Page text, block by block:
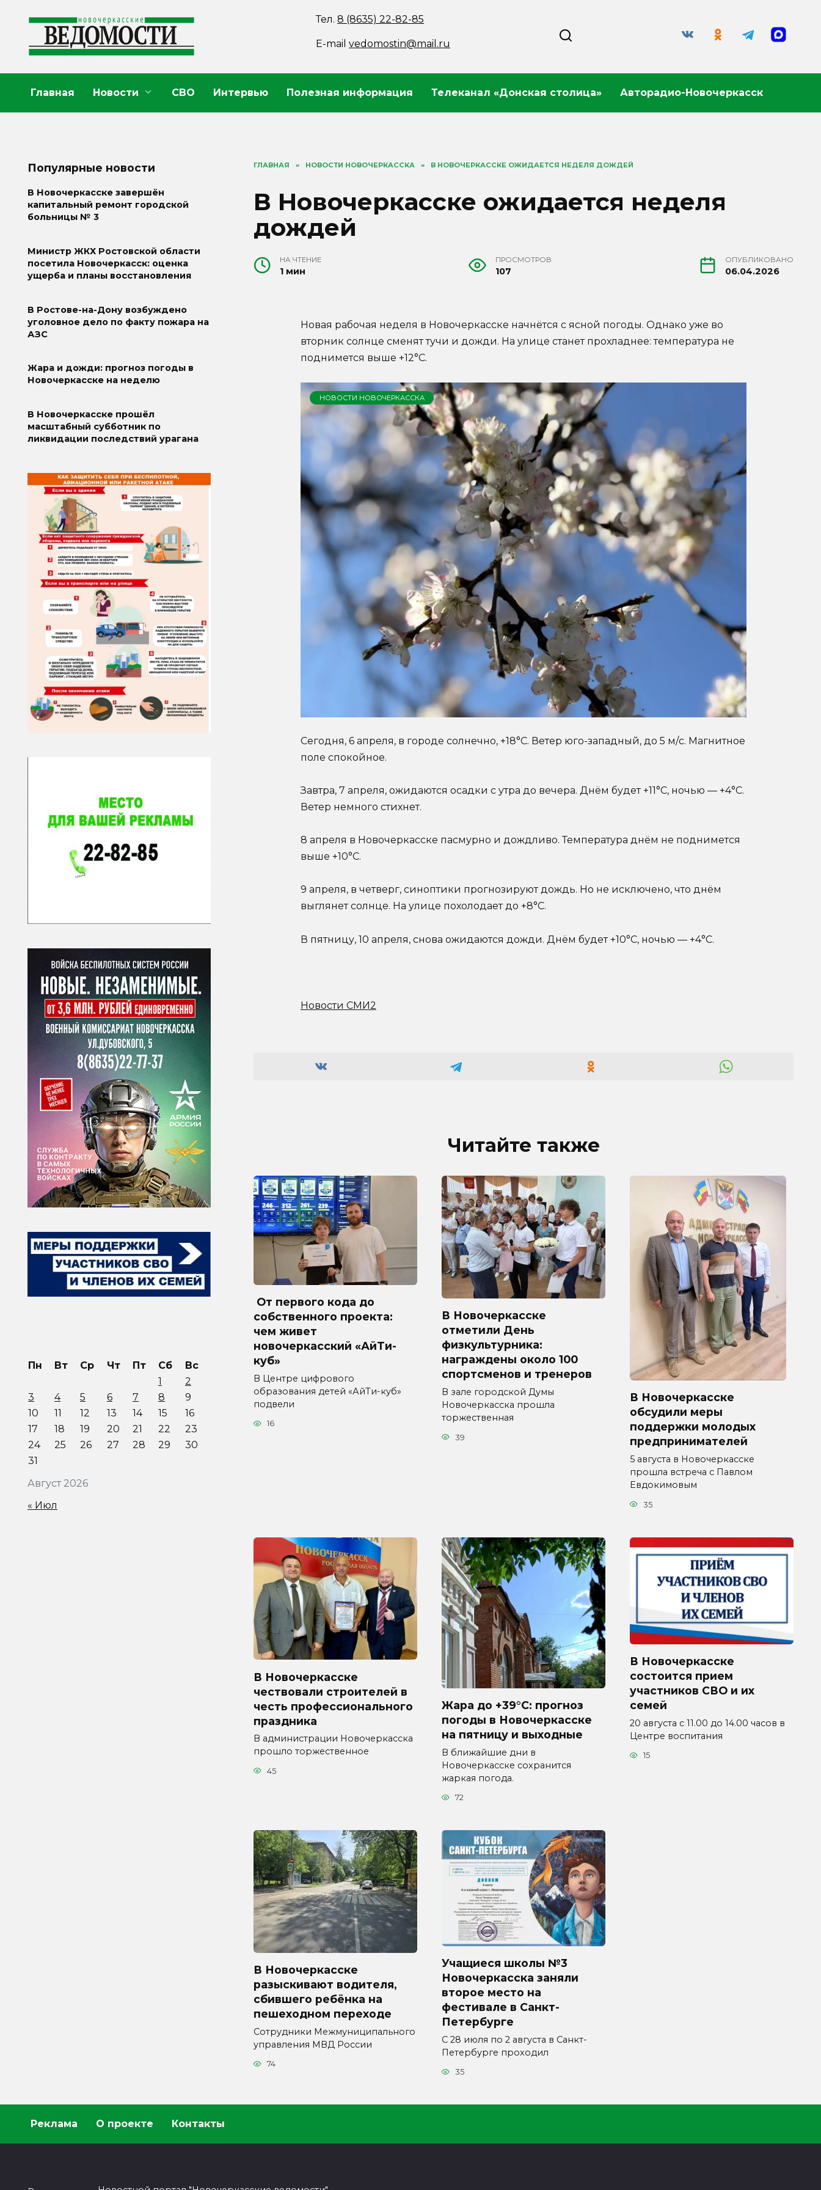
содержанию
Тел.8 (8635) 22-82-85
E-mailvedomostin@mail.ru
Главная Новости СВО Интервью Полезная информация Телеканал «Донская столица» Авторадио-Новочеркасск
ГЛАВНАЯ » НОВОСТИ НОВОЧЕРКАССКА » В НОВОЧЕРКАССКЕ ОЖИДАЕТСЯ НЕДЕЛЯ ДОЖДЕЙ
В Новочеркасске ожидается неделя
дождей
НА ЧТЕНИЕ
1 мин
ПРОСМОТРОВ
107
ОПУБЛИКОВАНО
06.04.2026
Новая рабочая неделя в Новочеркасске начнётся с ясной погоды. Однако уже во
вторник солнце сменят тучи и дожди. На улице станет прохладнее: температура не
поднимется выше +12°C.
НОВОСТИ НОВОЧЕРКАССКА
Сегодня, 6 апреля, в городе солнечно, +18°C. Ветер юго-западный, до 5 м/с. Магнитное
поле спокойное.
Завтра, 7 апреля, ожидаются осадки с утра до вечера. Днём будет +11°C, ночью — +4°C.
Ветер немного стихнет.
8 апреля в Новочеркасске пасмурно и дождливо. Температура днём не поднимется
выше +10°C.
9 апреля, в четверг, синоптики прогнозируют дождь. Но не исключено, что днём
выглянет солнце. На улице похолодает до +8°C.
В пятницу, 10 апреля, снова ожидаются дожди. Днём будет +10°C, ночью — +4°C.
Новости СМИ2
Читайте также
От первого кода до
собственного проекта:
чем живет
новочеркасский «АйТи-
куб»
В Центре цифрового
образования детей «АйТи-куб»
подвели
16
В Новочеркасске
отметили День
физкультурника:
награждены около 100
спортсменов и тренеров
В зале городской Думы
Новочеркасска прошла
торжественная
39
В Новочеркасске
обсудили меры
поддержки молодых
предпринимателей
5 августа в Новочеркасске
прошла встреча с Павлом
Евдокимовым
35
В Новочеркасске
чествовали строителей в
честь профессионального
праздника
В администрации Новочеркасска
прошло торжественное
45
Жара до +39°C: прогноз
погоды в Новочеркасске
на пятницу и выходные
В ближайшие дни в
Новочеркасске сохранится
жаркая погода.
72
В Новочеркасске
состоится прием
участников СВО и их
семей
20 августа с 11.00 до 14.00 часов в
Центре воспитания
15
В Новочеркасске
разыскивают водителя,
сбившего ребёнка на
пешеходном переходе
Сотрудники Межмуниципального
управления МВД России
74
Учащиеся школы №3
Новочеркасска заняли
второе место на
фестивале в Санкт-
Петербурге
С 28 июля по 2 августа в Санкт-
Петербурге проходил
35
Популярные новости
В Новочеркасске завершён
капитальный ремонт городской
больницы № 3
Министр ЖКХ Ростовской области
посетила Новочеркасск: оценка
ущерба и планы восстановления
В Ростове-на-Дону возбуждено
уголовное дело по факту пожара на
АЗС
Жара и дожди: прогноз погоды в
Новочеркасске на неделю
В Новочеркасске прошёл
масштабный субботник по
ликвидации последствий урагана
Август 2026
Пн Вт Ср Чт Пт Сб
Вс
1
2
3
4 5 6 7 8
9
10
11 12 13 14 15
16
17
18 19 20 21 22
23
24
25 26 27 28 29
30
31
« Июл
Реклама О проекте Контакты